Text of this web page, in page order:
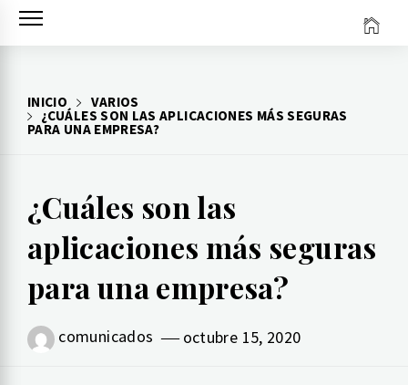
al
INICIO
VARIOS
¿CUÁLES SON LAS APLICACIONES MÁS SEGURAS
PARA UNA EMPRESA?
¿Cuáles son las
aplicaciones más seguras
para una empresa?
comunicados octubre 15, 2020